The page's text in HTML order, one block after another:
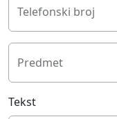
Telefonski broj
Predmet
Tekst